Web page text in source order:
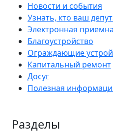
Новости и события
Узнать, кто ваш
Электронная
Благоустройство
Ограждающие
Капитальный ремонт
Досуг
Полезная
Разделы